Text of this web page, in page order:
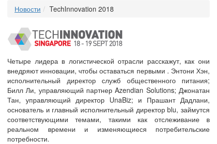
Новости TechInnovation 2018
Четыре лидера в логистической отрасли расскажут, как они
внедряют инновации, чтобы оставаться первыми . Энтони Хэн,
исполнительный директор служб общественного питания;
Билл Ли, управляющий партнер Azendian Solutions; Джонатан
Тан, управляющий директор UnaBiz; и Прашант Дадлани,
основатель и главный исполнительный директор blu, займутся
соответствующими темами, такими как отслеживание в
реальном времени и изменяющиеся потребительские
потребности.